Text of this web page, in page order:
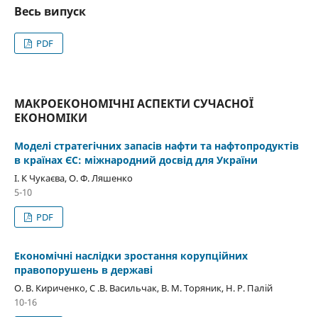
Весь випуск
PDF
МАКРОЕКОНОМІЧНІ АСПЕКТИ СУЧАСНОЇ
ЕКОНОМІКИ
Моделі стратегічних запасів нафти та нафтопродуктів
в країнах ЄС: міжнародний досвід для України
І. К Чукаєва, О. Ф. Ляшенко
5-10
PDF
Економічні наслідки зростання корупційних
правопорушень в державі
О. В. Кириченко, С .В. Васильчак, В. М. Торяник, Н. Р. Палій
10-16